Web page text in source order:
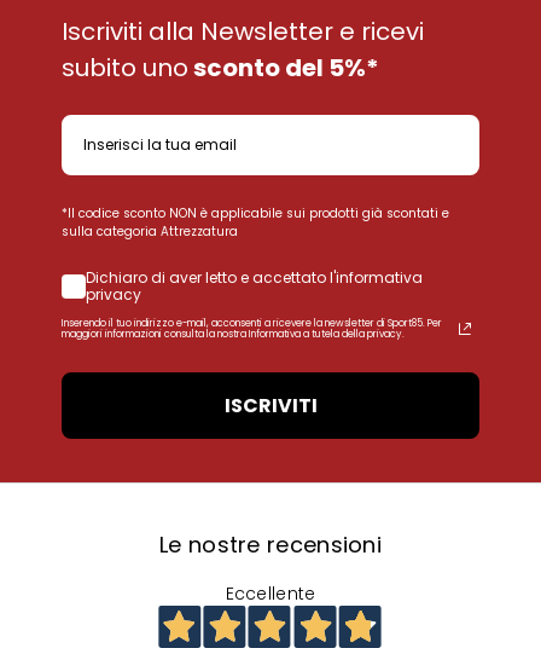
Iscriviti alla Newsletter e ricevi
subito unosconto del 5%*
*Il codice sconto NON è applicabile sui prodotti già scontati e
sulla categoria Attrezzatura
Dichiaro di aver letto e accettato l'informativa
privacy
Inserendo il tuo indirizzo e-mail, acconsenti a ricevere la newsletter di Sport85. Per
maggiori informazioni consulta la nostra Informativa a tutela della privacy.
ISCRIVITI
Le nostre recensioni
Eccellente